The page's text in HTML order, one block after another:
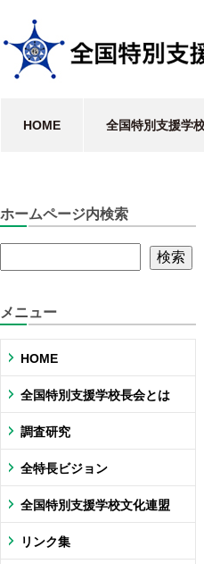
HOME 全国特別支援学
ホームページ内検索
メニュー
HOME
全国特別支援学校長会とは
調査研究
全特長ビジョン
全国特別支援学校文化連盟
リンク集